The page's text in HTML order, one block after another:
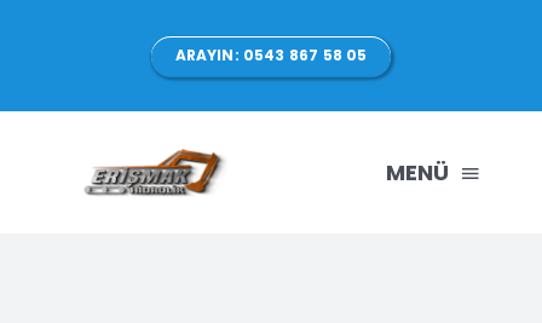
ARAYIN: 0543 867 58 05
MENÜ